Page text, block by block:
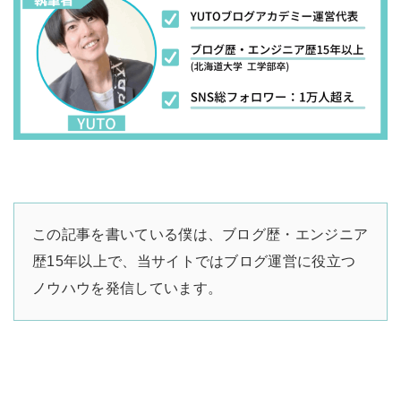
この記事を書いている僕は、ブログ歴・エンジニア
歴15年以上で、当サイトではブログ運営に役立つ
ノウハウを発信しています。